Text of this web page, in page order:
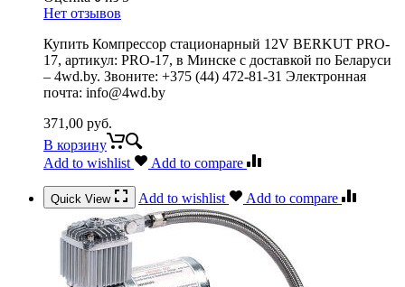
Нет отзывов
Купить Компрессор стационарный 12V BERKUT PRO-
17, артикул: PRO-17, в Минске с доставкой по Беларуси
– 4wd.by. Звоните: +375 (44) 472-81-31 Электронная
почта: info@4wd.by
371,00 руб.
В корзину
Add to wishlist
Add to compare
Quick View Add to wishlist Add to compare